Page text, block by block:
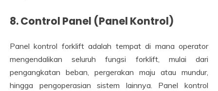
8.Control Panel (Panel Kontrol)
Panel kontrol forklift adalah tempat di mana operator
mengendalikan seluruh fungsi forklift, mulai dari
pengangkatan beban, pergerakan maju atau mundur,
hingga pengoperasian sistem lainnya. Panel kontrol